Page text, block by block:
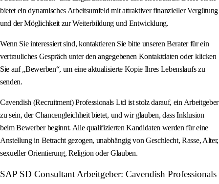
bietet ein dynamisches Arbeitsumfeld mit attraktiver finanzieller Vergütung
und der Möglichkeit zur Weiterbildung und Entwicklung.
Wenn Sie interessiert sind, kontaktieren Sie bitte unseren Berater für ein
vertrauliches Gespräch unter den angegebenen Kontaktdaten oder klicken
Sie auf „Bewerben“, um eine aktualisierte Kopie Ihres Lebenslaufs zu
senden.
Cavendish (Recruitment) Professionals Ltd ist stolz darauf, ein Arbeitgeber
zu sein, der Chancengleichheit bietet, und wir glauben, dass Inklusion
beim Bewerber beginnt. Alle qualifizierten Kandidaten werden für eine
Anstellung in Betracht gezogen, unabhängig von Geschlecht, Rasse, Alter,
sexueller Orientierung, Religion oder Glauben.
SAP SD Consultant Arbeitgeber: Cavendish Professionals